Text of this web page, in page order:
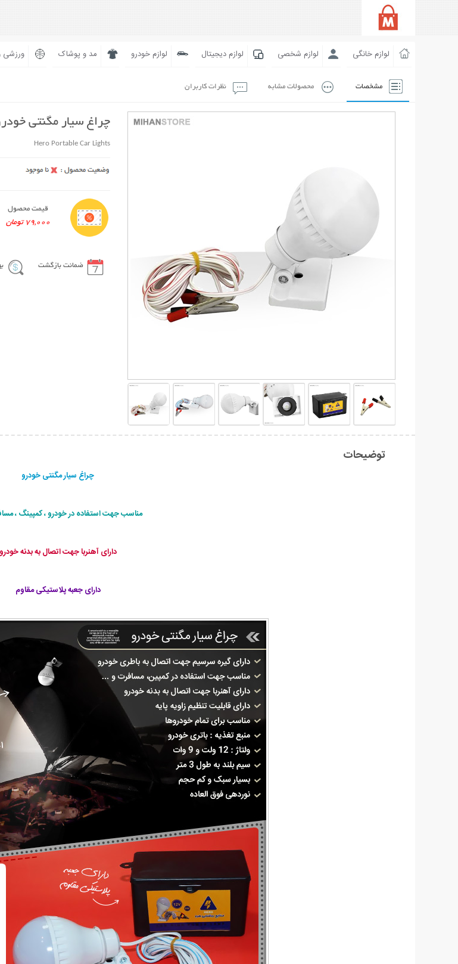
لوازم خانگی لوازم شخصی لوازم دیجیتال لوازم خودرو مد و پوشاک ورزشی
مشخصات محصولات مشابه نظرات کاربران
چراغ سیار مگنتی
Hero Portable Car Lights
قیمت محصول
79,000 تومان
ضمانت بازگشت
توضیحات
چراغ سیار مگنتی خودرو
مناسب جهت استفاده در خودرو ، کمپینگ ،
دارای آهنربا جهت اتصال به بدنه خودرو
دارای جعبه پلاستیکی مقاوم